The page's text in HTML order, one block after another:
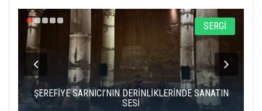
SERGİ
ŞEREFİYE SARNICI’NIN DERİNLİKLERİNDE SANATIN
SESİ